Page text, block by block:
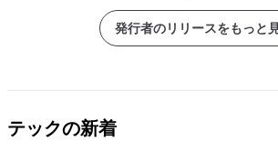
発行者のリリースをもっと
テックの新着